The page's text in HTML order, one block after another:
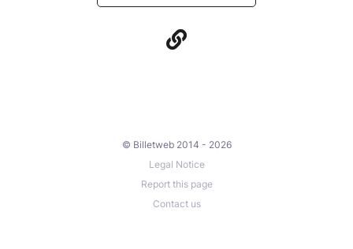
© Billetweb 2014 - 2026
Legal Notice
Report this page
Contact us